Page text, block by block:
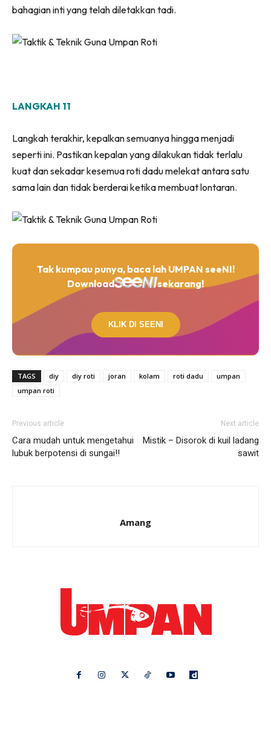
bahagian inti yang telah diletakkan tadi.
LANGKAH 11
Langkah terakhir, kepalkan semuanya hingga menjadi
seperti ini. Pastikan kepalan yang dilakukan tidak terlalu
kuat dan sekadar kesemua roti dadu melekat antara satu
sama lain dan tidak berderai ketika membuat lontaran.
Tak kumpau punya, baca lah UMPAN seeNI!
Download
sekarang!
KLIK DI SEENI
TAGS diy diy roti joran kolam roti dadu
umpan
umpan roti
Previous article
Cara mudah untuk mengetahui
lubuk berpotensi di sungai!!
Next article
Mistik – Disorok di kuil ladang
sawit
Amang